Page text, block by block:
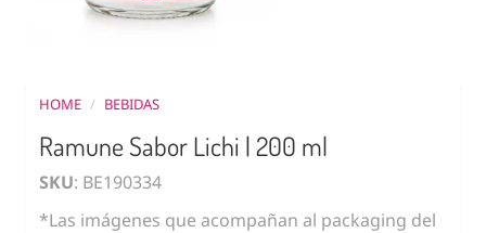
HOME / BEBIDAS
Ramune Sabor Lichi | 200 ml
SKU: BE190334
*Las imágenes que acompañan al packaging del